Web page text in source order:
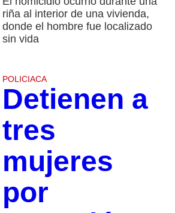
riña al interior de una vivienda,
donde el hombre fue localizado
sin vida
POLICIACA
Detienen a
tres
mujeres
por